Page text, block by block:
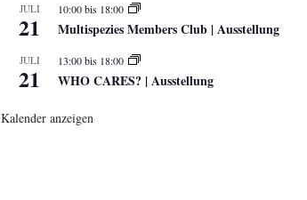
JULI
21
10:00bis 18:00
Multispezies Members Club | Ausstellung
JULI
21
13:00bis 18:00
WHO CARES? | Ausstellung
Kalender anzeigen